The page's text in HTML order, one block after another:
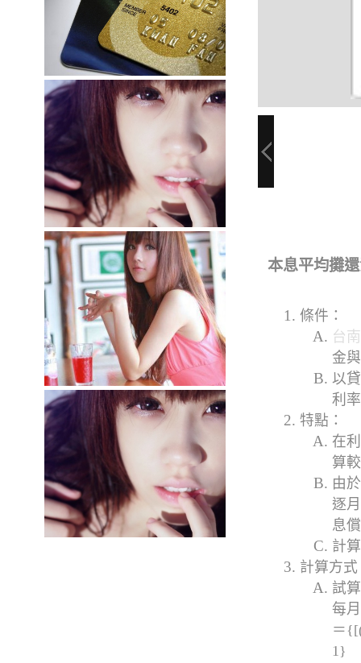
本息平均攤
條件：
台
金
以
利
特點：
在
算
由
逐
息
計
計算方式
試
每
＝
1}